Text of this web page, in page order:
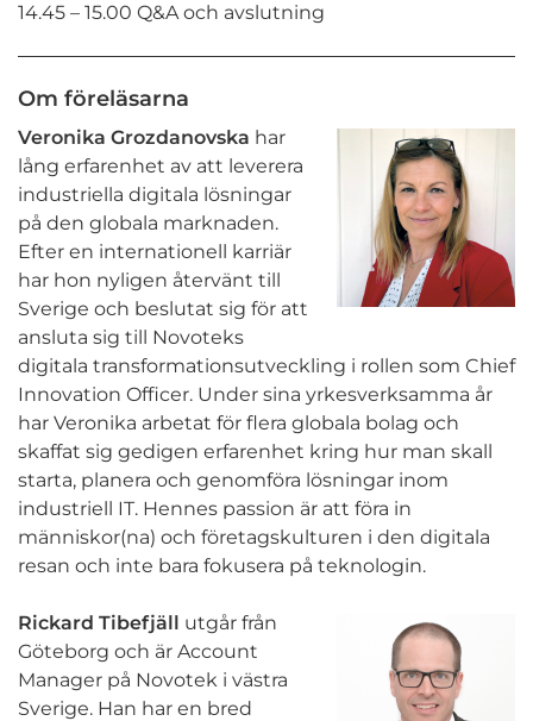
14.45 – 15.00 Q&A och avslutning
Om föreläsarna
Veronika Grozdanovska har
lång erfarenhet av att leverera
industriella digitala lösningar
på den globala marknaden.
Efter en internationell karriär
har hon nyligen återvänt till
Sverige och beslutat sig för att
ansluta sig till Novoteks
digitala transformationsutveckling i rollen som Chief
Innovation Officer. Under sina yrkesverksamma år
har Veronika arbetat för flera globala bolag och
skaffat sig gedigen erfarenhet kring hur man skall
starta, planera och genomföra lösningar inom
industriell IT. Hennes passion är att föra in
människor(na) och företagskulturen i den digitala
resan och inte bara fokusera på teknologin.
Rickard Tibefjäll utgår från
Göteborg och är Account
Manager på Novotek i västra
Sverige. Han har en bred